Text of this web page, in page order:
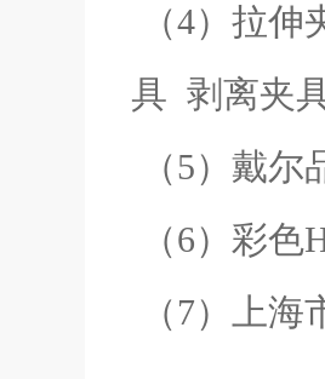
（4）拉
具 剥离夹
（5）戴尔
（6）彩色
（7）上海